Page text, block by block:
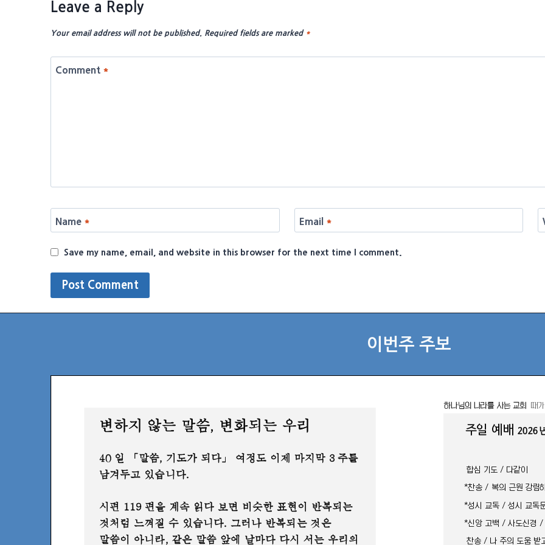
Leave a Reply
Your email address will not be published. Required fields are marked *
Comment *
Name * Email *
Save my name, email, and website in this browser for the next time I comment.
이번주 주보